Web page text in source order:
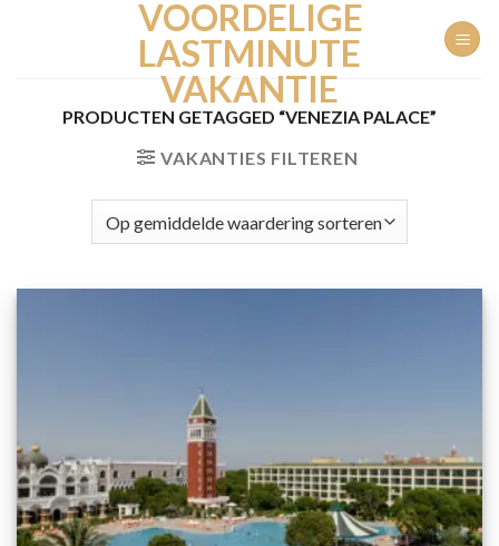
VOORDELIGE
LASTMINUTE
VAKANTIE
PRODUCTEN GETAGGED “VENEZIA PALACE”
VAKANTIES FILTEREN